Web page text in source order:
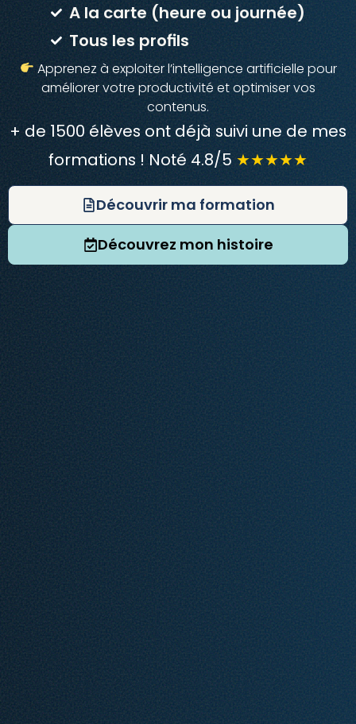
A la carte (heure ou journée)
Tous les profils
Apprenez à exploiter l’intelligence artificielle pour
améliorer votre productivité et optimiser vos
contenus.
+ de 1500 élèves ont déjà suivi une de mes
formations ! Noté 4.8/5 ★★★★★
Découvrir ma formation
Découvrez mon histoire